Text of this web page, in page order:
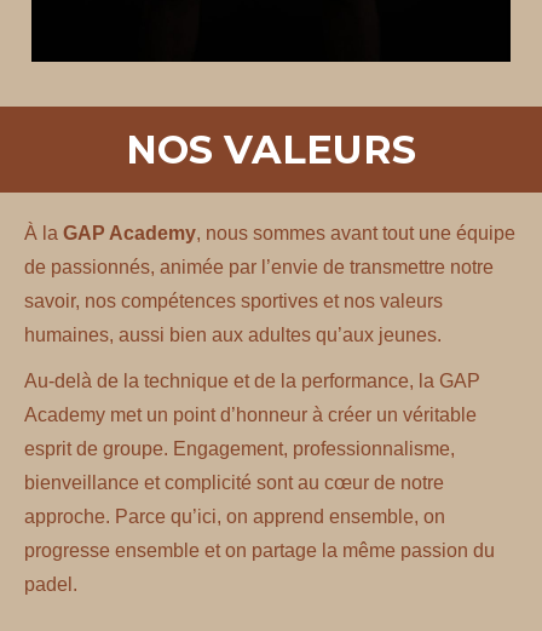
NOS VALEURS
À la GAP Academy, nous sommes avant tout une équipe
de passionnés, animée par l’envie de transmettre notre
savoir, nos compétences sportives et nos valeurs
humaines, aussi bien aux adultes qu’aux jeunes.
Au-delà de la technique et de la performance, la GAP
Academy met un point d’honneur à créer un véritable
esprit de groupe. Engagement, professionnalisme,
bienveillance et complicité sont au cœur de notre
approche. Parce qu’ici, on apprend ensemble, on
progresse ensemble et on partage la même passion du
padel.